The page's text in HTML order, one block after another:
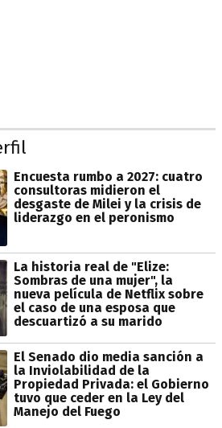
Encuesta rumbo a 2027: cuatro
consultoras midieron el
desgaste de Milei y la crisis de
liderazgo en el peronismo
La historia real de "Elize:
Sombras de una mujer", la
nueva película de Netflix sobre
el caso de una esposa que
descuartizó a su marido
El Senado dio media sanción a
la Inviolabilidad de la
Propiedad Privada: el Gobierno
tuvo que ceder en la Ley del
Manejo del Fuego